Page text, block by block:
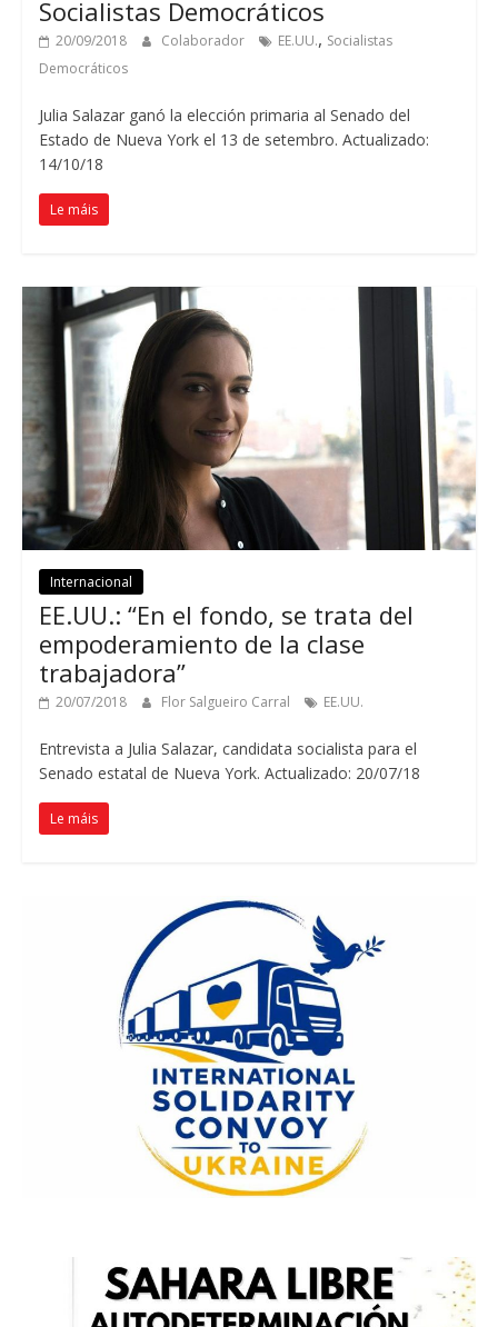
Socialistas Democráticos
20/09/2018 Colaborador EE.UU., Socialistas
Democráticos
Julia Salazar ganó la elección primaria al Senado del
Estado de Nueva York el 13 de setembro. Actualizado:
14/10/18
Le máis
Internacional
EE.UU.: “En el fondo, se trata del
empoderamiento de la clase
trabajadora”
20/07/2018 Flor Salgueiro Carral EE.UU.
Entrevista a Julia Salazar, candidata socialista para el
Senado estatal de Nueva York. Actualizado: 20/07/18
Le máis